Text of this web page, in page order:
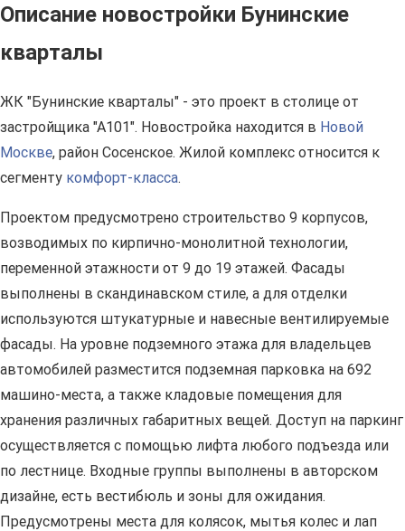
Описание новостройки Бунинские
кварталы
ЖК "Бунинские кварталы" - это проект в столице от
застройщика "А101". Новостройка находится в Новой
Москве, район Сосенское. Жилой комплекс относится к
сегменту комфорт-класса.
Проектом предусмотрено строительство 9 корпусов,
возводимых по кирпично-монолитной технологии,
переменной этажности от 9 до 19 этажей. Фасады
выполнены в скандинавском стиле, а для отделки
используются штукатурные и навесные вентилируемые
фасады. На уровне подземного этажа для владельцев
автомобилей разместится подземная парковка на 692
машино-места, а также кладовые помещения для
хранения различных габаритных вещей. Доступ на паркинг
осуществляется с помощью лифта любого подъезда или
по лестнице. Входные группы выполнены в авторском
дизайне, есть вестибюль и зоны для ожидания.
Предусмотрены места для колясок, мытья колес и лап